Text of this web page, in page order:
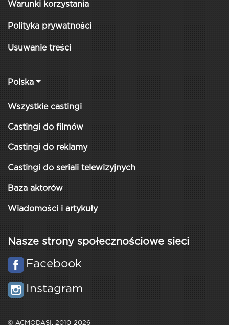
Warunki korzystania
Polityka prywatności
Usuwanie treści
Polska
Wszystkie castingi
Castingi do filmów
Castingi do reklamy
Castingi do seriali telewizyjnych
Baza aktorów
Wiadomości i artykuły
Nasze strony społecznościowe sieci
Facebook
Instagram
© ACMODASI, 2010-2026